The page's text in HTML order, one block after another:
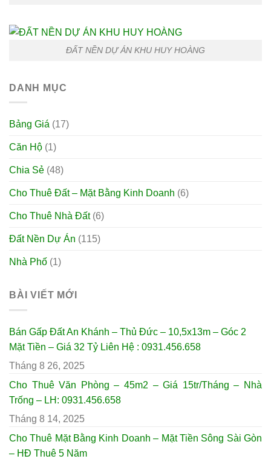
ĐẤT NỀN DỰ ÁN KHU HUY HOÀNG
DANH MỤC
Bảng Giá (17)
Căn Hộ (1)
Chia Sẻ (48)
Cho Thuê Đất – Mặt Bằng Kinh Doanh (6)
Cho Thuê Nhà Đất(6)
Đất Nền Dự Án (115)
Nhà Phố (1)
BÀI VIẾT MỚI
Bán Gấp Đất An Khánh – Thủ Đức – 10,5x13m – Góc 2
Mặt Tiền – Giá 32 Tỷ Liên Hệ : 0931.456.658
Tháng 8 26, 2025
Cho Thuê Văn Phòng – 45m2 – Giá 15tr/Tháng – Nhà
Trống – LH: 0931.456.658
Tháng 8 14, 2025
Cho Thuê Mặt Bằng Kinh Doanh – Mặt Tiền Sông Sài Gòn
– HĐ Thuê 5 Năm